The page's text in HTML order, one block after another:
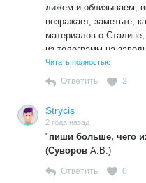
лижем и облизываем,
возражает, заметьте,
материалов о
из телеграмм на
сказал, он
Читать полностью
Ответить 2
Strycis
2 года назад
"пиши больше, чего
(Суворов А.В.)
Ответить 0